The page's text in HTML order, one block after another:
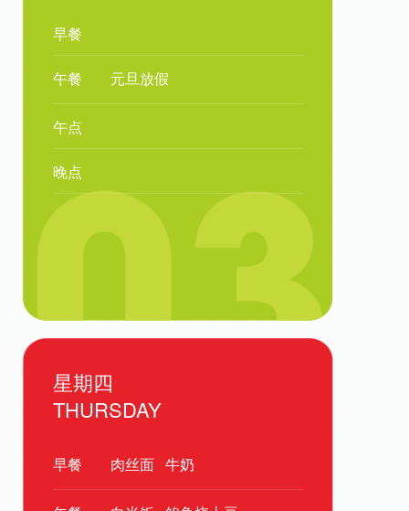
早餐
午餐 元旦放假
午点
晚点
星期四
THURSDAY
早餐 肉丝面 牛奶